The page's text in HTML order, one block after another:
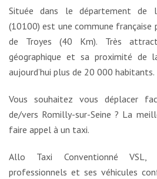
Située dans le département de
(10100) est une commune française
de Troyes (40 Km). Très
géographique et sa proximité de
aujourd’hui plus de 20 000 habitants.
Vous souhaitez vous déplacer
de/vers Romilly-sur-Seine ? La
faire appel à un taxi.
Allo Taxi Conventionné VSL,
professionnels et ses véhicules